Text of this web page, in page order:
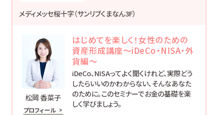
メディメッセ桜十字（サンリブくまなん3F）
松岡 香菜子
プロフィール
はじめてを楽しく！女性のための
資産形成講座～iDeCo・NISA・外
貨編～
iDeCo、NISAってよく聞くけれど、実際どう
したらいいのかわからない、そんなあなた
のために。このセミナーでお金の基礎を楽
しく学びましょう。